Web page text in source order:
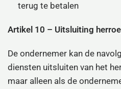
terug te betalen
Artikel 10 – Uitsluiting
De ondernemer kan de
diensten uitsluiten van het
maar alleen als de